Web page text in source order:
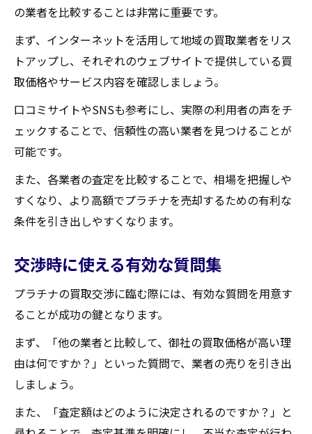
の業者を比較することは非常に重要です。
まず、インターネットを活用して地域の買取業者をリス
トアップし、それぞれのウェブサイトで提供している買
取価格やサービス内容を確認しましょう。
口コミサイトやSNSも参考にし、実際の利用者の声をチ
ェックすることで、信頼性の高い業者を見つけることが
可能です。
また、各業者の査定を比較することで、相場を把握しや
すくなり、より高額でプラチナを売却するための有利な
条件を引き出しやすくなります。
交渉時に使える有効な質問集
プラチナの買取交渉に臨む際には、有効な質問を用意す
ることが成功の鍵となります。
まず、「他の業者と比較して、御社の買取価格が高い理
由は何ですか？」といった質問で、業者の売りを引き出
しましょう。
また、「査定額はどのように決定されるのですか？」と